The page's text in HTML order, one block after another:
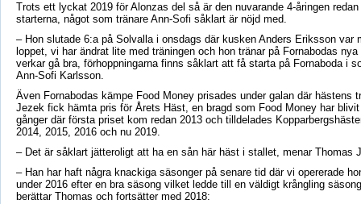
Trots ett lyckat 2019 för Alonzas del så är den nuvarande 4-åringen
starterna, något som tränare Ann-Sofi såklart är nöjd med.
– Hon slutade 6:a på Solvalla i onsdags där kusken Anders Eriksson var
loppet, vi har ändrat lite med träningen och hon tränar på Fornabodas
verkar gå bra, förhoppningarna finns såklart att få starta på Fornaboda i
Ann-Sofi Karlsson.
Även Fornabodas kämpe Food Money prisades under galan där hästens
Jezek fick hämta pris för Årets Häst, en bragd som Food Money har
gånger där första priset kom redan 2013 och tilldelades
2014, 2015, 2016 och nu 2019.
– Det är såklart jätteroligt att ha en sån här häst i stallet, menar Thomas
– Han har haft några knackiga säsonger på senare tid där vi opererade
under 2016 efter en bra säsong vilket ledde till en väldigt krångling
berättar Thomas och fortsätter med 2018: